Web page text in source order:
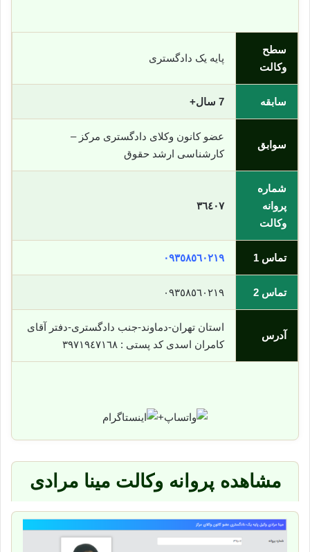
سطح
وکالت
پایه یک دادگستری
سابقه 7 سال+
سوابق
عضو کانون وکلای دادگستری مرکز –
کارشناسی ارشد حقوق
شماره
پروانه
وکالت
٣٦٤٠٧
تماس 1 ٠٩٣٥٨٥٦٠٢١٩
تماس 2 ٠٩٣٥٨٥٦٠٢١٩
آدرس
استان تهران-دماوند-جنب دادگستری-دفتر آقای
کامران اسدی کد پستی : ٣٩٧١٩٤٧١٦٨
+
مشاهده پروانه وکالت مینا مرادی